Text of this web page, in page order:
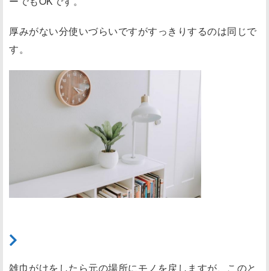
厚みがない分使いづらいですがすっきりするのは同じで
す。
雑巾がけをしたら元の場所にモノを戻しますが、このと